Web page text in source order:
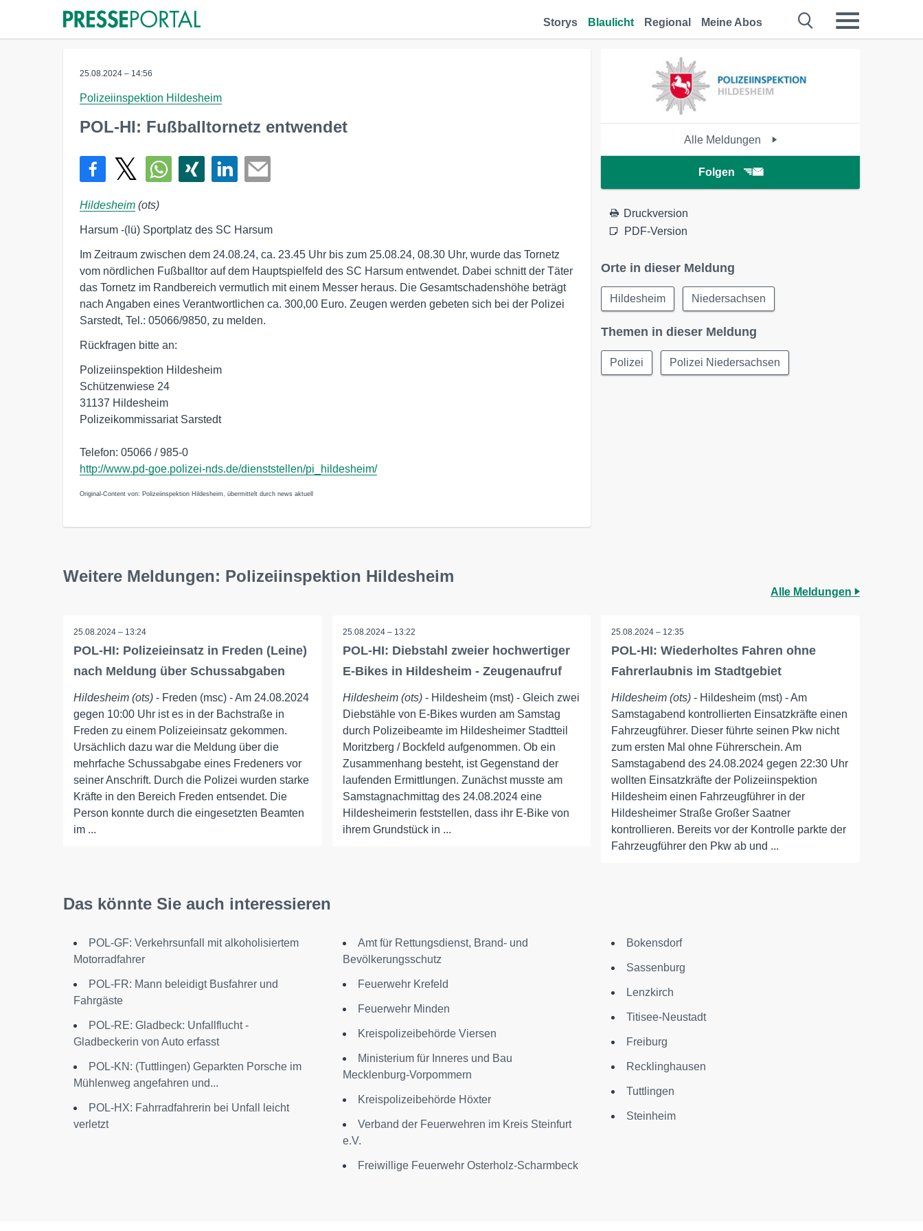
Storys Blaulicht Regional Meine Abos
25.08.2024 – 14:56
Polizeiinspektion Hildesheim
POL-HI: Fußballtornetz entwendet
Hildesheim (ots)
Harsum -(lü) Sportplatz des SC Harsum
Im Zeitraum zwischen dem 24.08.24, ca. 23.45 Uhr bis zum 25.08.24, 08.30 Uhr, wurde das Tornetz
vom nördlichen Fußballtor auf dem Hauptspielfeld des SC Harsum entwendet. Dabei schnitt der Täter
das Tornetz im Randbereich vermutlich mit einem Messer heraus. Die Gesamtschadenshöhe beträgt
nach Angaben eines Verantwortlichen ca. 300,00 Euro. Zeugen werden gebeten sich bei der Polizei
Sarstedt, Tel.: 05066/9850, zu melden.
Rückfragen bitte an:
Polizeiinspektion Hildesheim
Schützenwiese 24
31137 Hildesheim
Polizeikommissariat Sarstedt
Telefon: 05066 / 985-0
http://www.pd-goe.polizei-nds.de/dienststellen/pi_hildesheim/
Original-Content von: Polizeiinspektion Hildesheim, übermittelt durch news aktuell
Alle Meldungen
Folgen
Druckversion
PDF-Version
Orte in dieser Meldung
Hildesheim Niedersachsen
Themen in dieser Meldung
Polizei Polizei Niedersachsen
Weitere Meldungen: Polizeiinspektion Hildesheim
Alle Meldungen
25.08.2024 – 13:24
POL-HI: Polizeieinsatz in Freden (Leine)
nach Meldung über Schussabgaben
Hildesheim (ots) - Freden (msc) - Am 24.08.2024
gegen 10:00 Uhr ist es in der Bachstraße in
Freden zu einem Polizeieinsatz gekommen.
Ursächlich dazu war die Meldung über die
mehrfache Schussabgabe eines Fredeners vor
seiner Anschrift. Durch die Polizei wurden starke
Kräfte in den Bereich Freden entsendet. Die
Person konnte durch die eingesetzten Beamten
im ...
25.08.2024 – 13:22
POL-HI: Diebstahl zweier hochwertiger
E-Bikes in Hildesheim - Zeugenaufruf
Hildesheim (ots)- Hildesheim (mst) - Gleich zwei
Diebstähle von E-Bikes wurden am Samstag
durch Polizeibeamte im Hildesheimer Stadtteil
Moritzberg / Bockfeld aufgenommen. Ob ein
Zusammenhang besteht, ist Gegenstand der
laufenden Ermittlungen. Zunächst musste am
Samstagnachmittag des 24.08.2024 eine
Hildesheimerin feststellen, dass ihr E-Bike von
ihrem Grundstück in ...
25.08.2024 – 12:35
POL-HI: Wiederholtes Fahren ohne
Fahrerlaubnis im Stadtgebiet
Hildesheim (ots) - Hildesheim (mst) - Am
Samstagabend kontrollierten Einsatzkräfte einen
Fahrzeugführer. Dieser führte seinen Pkw nicht
zum ersten Mal ohne Führerschein. Am
Samstagabend des 24.08.2024 gegen 22:30 Uhr
wollten Einsatzkräfte der Polizeiinspektion
Hildesheim einen Fahrzeugführer in der
Hildesheimer Straße Großer Saatner
kontrollieren. Bereits vor der Kontrolle parkte der
Fahrzeugführer den Pkw ab und ...
Das könnte Sie auch interessieren
POL-GF: Verkehrsunfall mit alkoholisiertem
Motorradfahrer
POL-FR: Mann beleidigt Busfahrer und
Fahrgäste
POL-RE: Gladbeck: Unfallflucht -
Gladbeckerin von Auto erfasst
POL-KN: (Tuttlingen) Geparkten Porsche im
Mühlenweg angefahren und...
POL-HX: Fahrradfahrerin bei Unfall leicht
verletzt
Amt für Rettungsdienst, Brand- und
Bevölkerungsschutz
Feuerwehr Krefeld
Feuerwehr Minden
Kreispolizeibehörde Viersen
Ministerium für Inneres und Bau
Mecklenburg-Vorpommern
Kreispolizeibehörde Höxter
Verband der Feuerwehren im Kreis Steinfurt
e.V.
Freiwillige Feuerwehr Osterholz-Scharmbeck
Bokensdorf
Sassenburg
Lenzkirch
Titisee-Neustadt
Freiburg
Recklinghausen
Tuttlingen
Steinheim